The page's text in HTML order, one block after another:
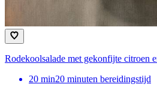
Rodekoolsalade met gekonfijte citroen
20 min20 minuten bereidingstijd